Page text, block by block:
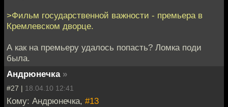
>Фильм государственной важности - премьера в
Кремлевском дворце.
А как на премьеру удалось попасть? Ломка поди
была.
Андрюнечка »
#27 | 18.04.10 12:41
Кому: Андрюнечка, #13